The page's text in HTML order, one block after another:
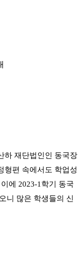
하 재단법인인 동국장
형편 속에서도 학업성
이에 2023-1 학기 동국
니 많은 학생들의 신